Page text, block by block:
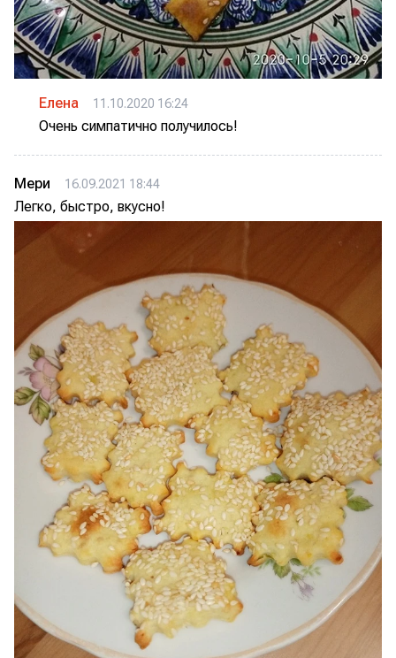
Елена 11.10.2020 16:24
Очень симпатично получилось!
Мери 16.09.2021 18:44
Легко, быстро, вкусно!